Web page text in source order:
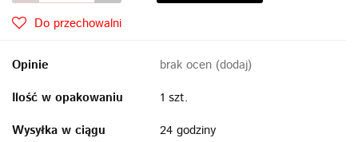
Do przechowalni
Opinie brak ocen (dodaj)
Ilość w opakowaniu
1 szt.
Wysyłka w ciągu
24 godziny